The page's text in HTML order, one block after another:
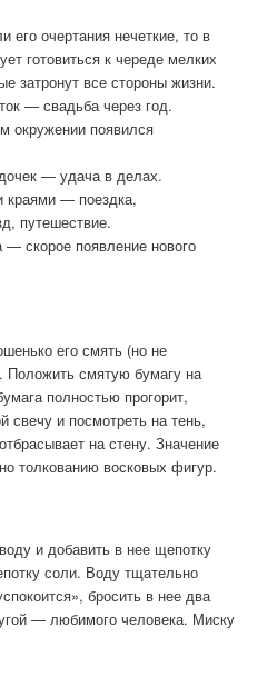
его очертания нечеткие, то в
готовиться к череде мелких
затронут все стороны жизни.
— свадьба через год.
окружении появился
— удача в делах.
краями — поездка,
путешествие.
скорое появление нового
его смять (но не
Положить смятую бумагу на
полностью прогорит,
свечу и посмотреть на тень,
на стену. Значение
толкованию восковых фигур.
и добавить в нее щепотку
соли. Воду тщательно
бросить в нее два
— любимого человека. Миску